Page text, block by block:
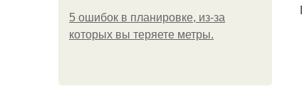
5 ошибок в планировке, из-за
которых вы теряете метры.